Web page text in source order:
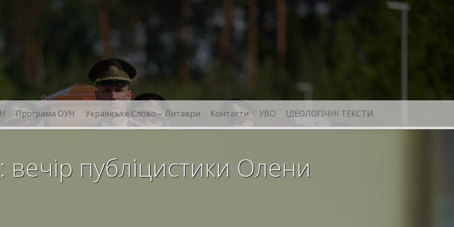
Програма ОУН Українське Слово – Литаври Контакти УВО ІДЕОЛОГІЧНІ ТЕКСТИ
публіцистики Олени